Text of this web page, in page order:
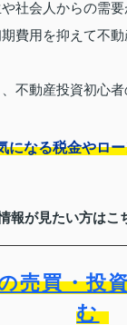
社会人からの需
費用を抑えて不
不動産投資初心
になる税金やロ
報が見たい方はこ
売買・投
む